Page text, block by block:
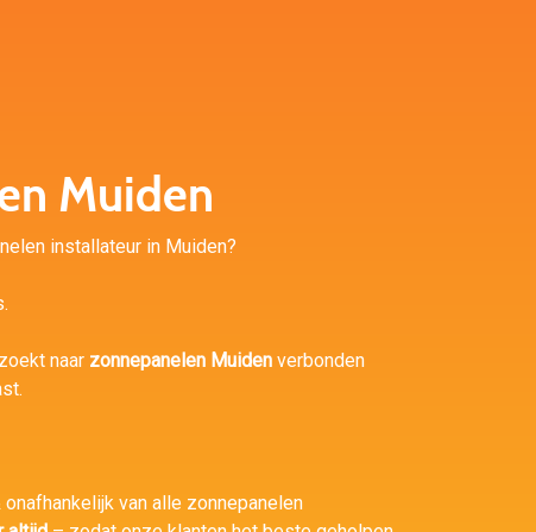
Muiden
installateur in Muiden?
naar zonnepanelen Muiden verbonden
van alle zonnepanelen